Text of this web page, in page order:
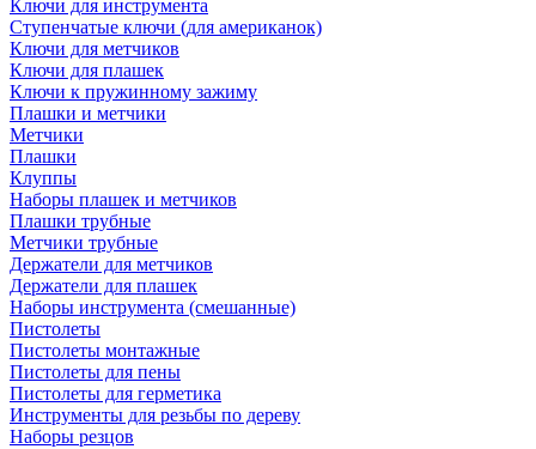
Ключи для инструмента
Ступенчатые ключи (для американок)
Ключи для метчиков
Ключи для плашек
Ключи к пружинному зажиму
Плашки и метчики
Метчики
Плашки
Клуппы
Наборы плашек и метчиков
Плашки трубные
Метчики трубные
Держатели для метчиков
Держатели для плашек
Наборы инструмента (смешанные)
Пистолеты
Пистолеты монтажные
Пистолеты для пены
Пистолеты для герметика
Инструменты для резьбы по дереву
Наборы резцов